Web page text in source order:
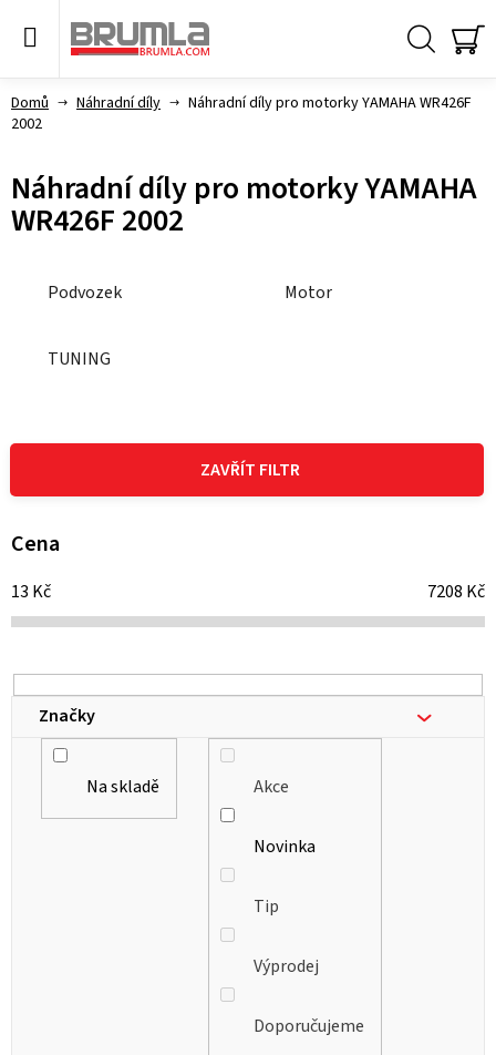
Domů Náhradní díly
Náhradní díly pro motorky YAMAHA WR426F
2002
Náhradní díly pro motorky YAMAHA
WR426F 2002
Podvozek Motor
TUNING
ZAVŘÍT FILTR
Cena
13 Kč 7208 Kč
Na skladě Akce
Novinka
Tip
Výprodej
Doporučujeme
Značky
V
p
i
p
r
o
d